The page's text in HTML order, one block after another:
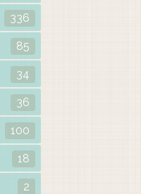
336
85
34
36
100
18
2